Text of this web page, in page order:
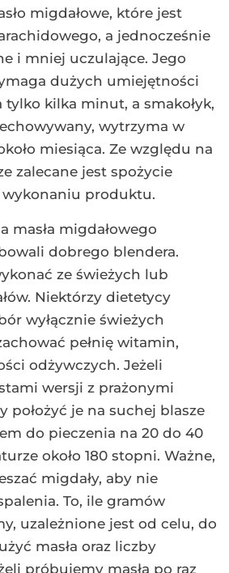
migdałowe, które jest
a jednocześnie
i mniej uczulające. Jego
dużych umiejętności
kilka minut, a smakołyk,
wytrzyma w
miesiąca. Ze względu na
zalecane jest spożycie
produktu.
masła migdałowego
dobrego blendera.
ze świeżych lub
Niektórzy dietetycy
wyłącznie świeżych
pełnię witamin,
odżywczych. Jeżeli
wersji z prażonymi
położyć je na suchej blasze
do pieczenia na 20 do 40
około 180 stopni. Ważne,
migdały, aby nie
To, ile gramów
uzależnione jest od celu, do
masła oraz liczby
próbujemy masła po raz